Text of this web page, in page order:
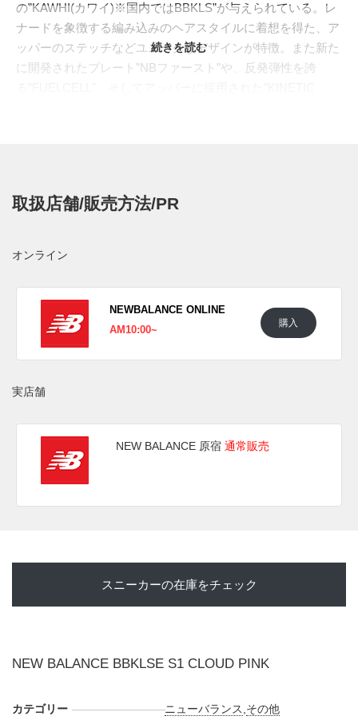
の”KAWHI(カワイ)※国内ではBBKLS”が与えられている。レ
ナードを象徴する編み込みのヘアスタイルに着想を得た、ア
ッパーのステッチなどユニークなデザインが特徴。また新た
に開発されたプレート”NBファースト”や、反発弾性を誇
ウドピンクは、メッシュのアンダーレイ、合成素材のトゥボ
使われ、タン、シューレース、内側のライナーはブラックで
オフセットされている。
日本国内では2021年5月15日よりNEW BALANCE 原宿とオ
ンラインストアにて発売予定。価格は24,200円(税込)。 また
Facebook
続きを読む
取扱店舗/販売方法/PR
オンライン
NEWBALANCE ONLINE
AM10:00~
購入
実店舗
NEW BALANCE 原宿 通常販売
スニーカーの在庫をチェック
NEW BALANCE BBKLSE S1 CLOUD PINK
カテゴリー ニューバランス その他